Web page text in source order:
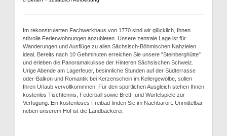
Im rekonstruierten Fachwerkhaus von 1770 sind wir glücklich, Ihnen
stilvolle Ferienwohnungen anzubieten. Unsere zentrale Lage ist für
Wanderungen und Ausflüge zu allen Sächsisch-Böhmischen Nahzielen
ideal. Bereits nach 10 Gehminuten erreichen Sie unsere "Steinberghütte"
und erleben die Panoramakulisse der Hinteren Sächsischen Schweiz.
Urige Abende am Lagerfeuer, besinnliche Stunden auf der Südterrasse
oder-Balkon und Romantik bei Kerzenschein im Kellergewölbe, sollen
Ihren Urlaub vervollkommnen. Für den sportlichen Ausgleich stehen Ihnen
kostenlos Tischtennis, Federball sowie Brett- und Würfelspiele zur
Verfügung. Ein kostenloses Freibad finden Sie im Nachbarort. Unmittelbar
neben unserem Hof ist die Landbäckerei.